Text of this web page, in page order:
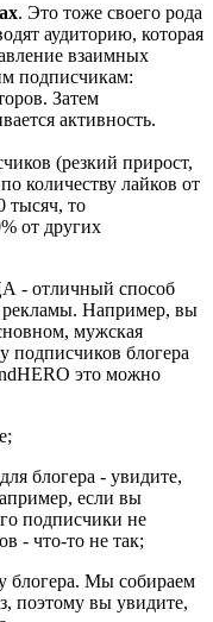
. Это тоже своего рода
аудиторию, которая
взаимных
подписчикам:
Затем
активность.
(резкий прирост,
количеству лайков от
тысяч, то
от других
- отличный способ
рекламы. Например, вы
мужская
подписчиков блогера
это можно
блогера - увидите,
если вы
подписчики не
- что-то не так;
блогера. Мы собираем
поэтому вы увидите,